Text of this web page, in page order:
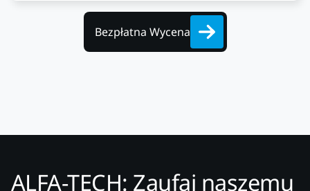
Bezpłatna Wycena
ALFA-TECH: Zaufaj naszemu